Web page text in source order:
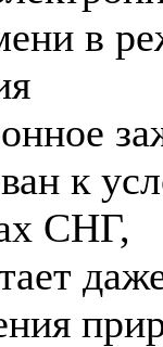
в
к
СНГ,